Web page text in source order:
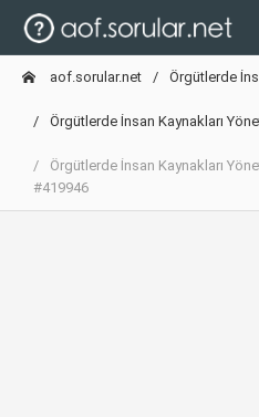
aof.sorular.net Örgütlerde
Örgütlerde İnsan Kaynakları
Örgütlerde İnsan Kaynakları
#419946